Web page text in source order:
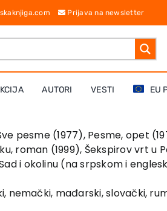
Prijava na newsletter
AUTORI VESTI EU
pesme (1977), Pesme, opet
roman (1999), Šekspirov vrt u
i okolinu (na srpskom i
nemački, mađarski, slovački,